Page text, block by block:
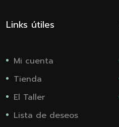
Links útiles
Mi cuenta
Tienda
El Taller
Lista de deseos